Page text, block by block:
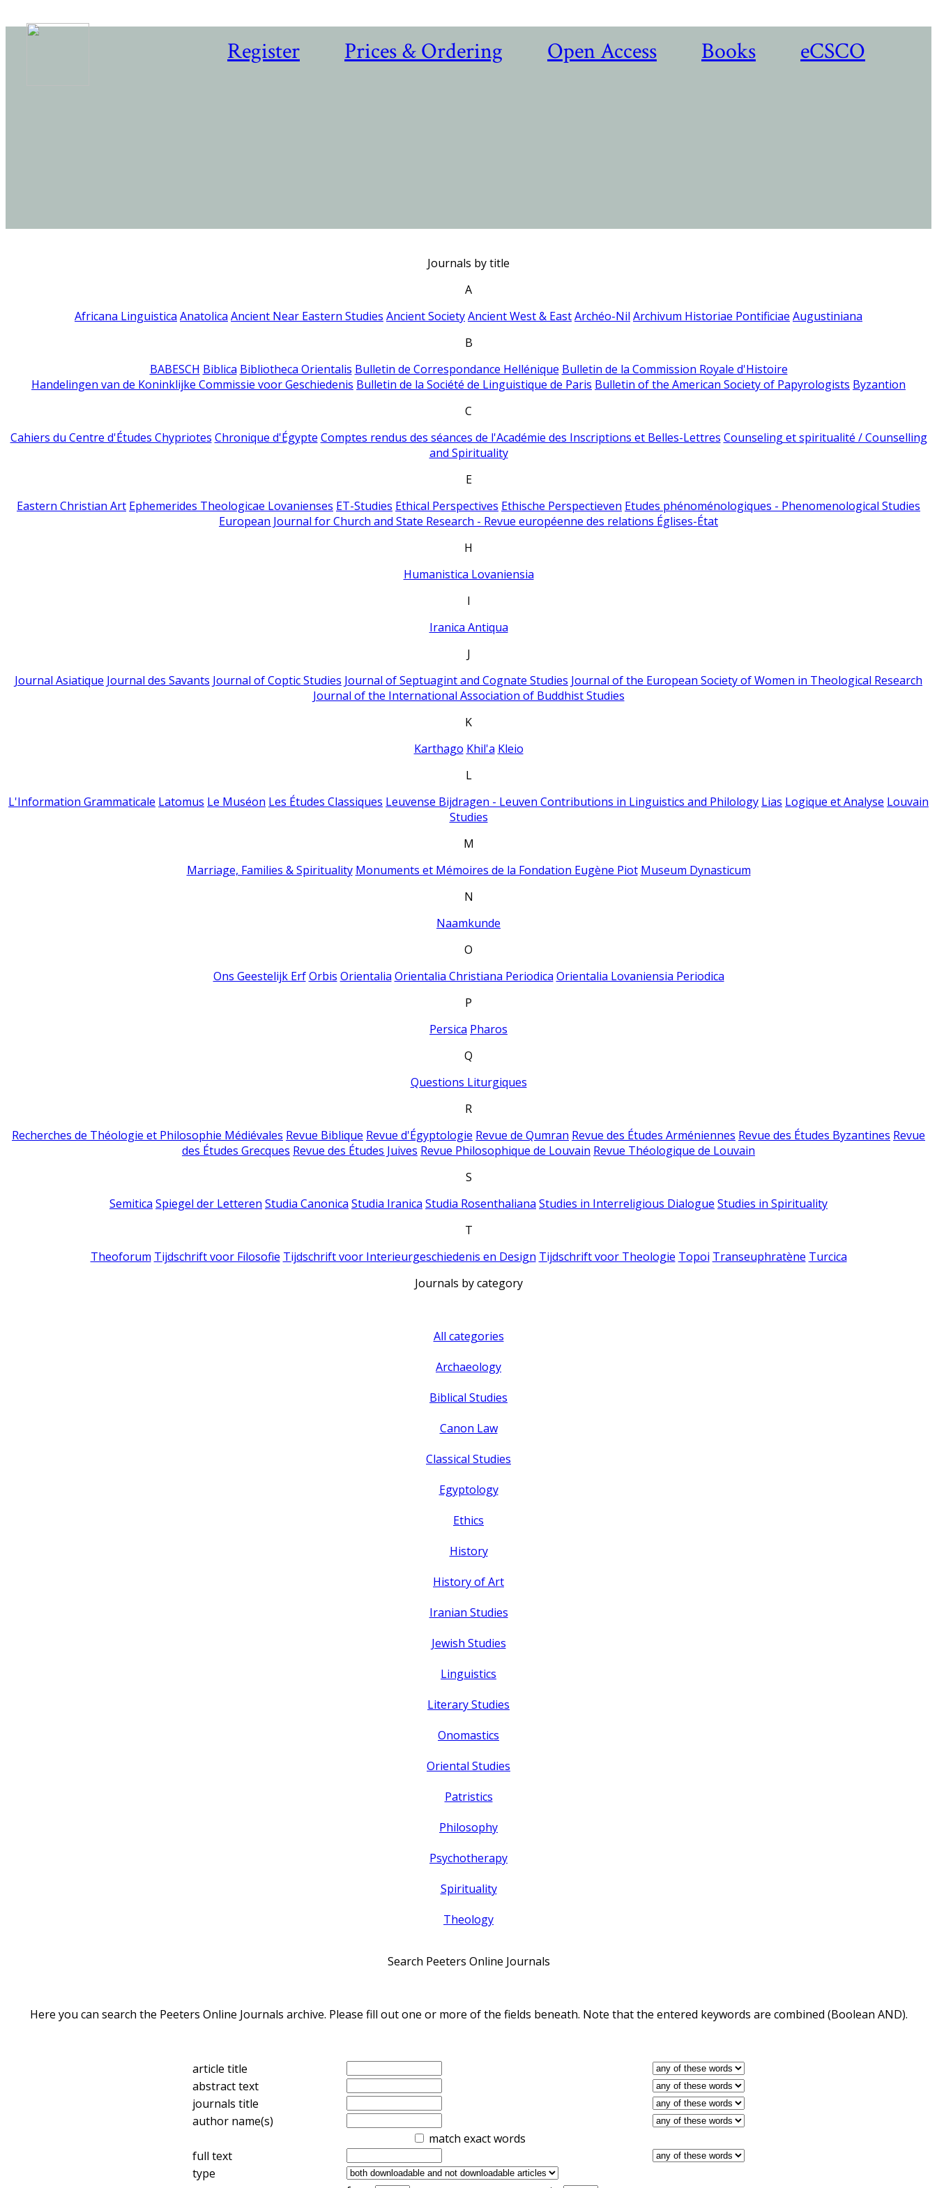
Register Prices & Ordering Open Access Books eCSCO
Journals by title
A
Africana Linguistica Anatolica Ancient Near Eastern Studies Ancient SocietyAncient West & EastArchéo-Nil Archivum Historiae Pontificiae Augustiniana
B
BABESCH Biblica Bibliotheca Orientalis Bulletin de Correspondance Hellénique Bulletin de la Commission Royale d'Histoire
Handelingen van de Koninklijke Commissie voor Geschiedenis Bulletin de la Société de Linguistique de Paris Bulletin of the American Society of Papyrologists Byzantion
C
Cahiers du Centre d'Études Chypriotes Chronique d'Égypte Comptes rendus des séances de l'Académie des Inscriptions et Belles-Lettres Counseling et spiritualité / Counselling
and Spirituality
E
Eastern Christian Art Ephemerides Theologicae Lovanienses ET-Studies Ethical Perspectives Ethische Perspectieven Etudes phénoménologiques - Phenomenological Studies
European Journal for Church and State Research - Revue européenne des relations Églises-État
H
Humanistica Lovaniensia
I
Iranica Antiqua
J
Journal Asiatique Journal des Savants Journal of Coptic Studies Journal of Septuagint and Cognate Studies Journal of the European Society of Women in Theological Research
Journal of the International Association of Buddhist Studies
K
Karthago Khil'a Kleio
L
L'Information Grammaticale Latomus Le Muséon Les Études Classiques Leuvense Bijdragen - Leuven Contributions in Linguistics and Philology Lias Logique et Analyse Louvain
Studies
M
Marriage, Families & Spirituality Monuments et Mémoires de la Fondation Eugène Piot Museum Dynasticum
N
Naamkunde
O
Ons Geestelijk Erf Orbis Orientalia Orientalia Christiana Periodica Orientalia Lovaniensia Periodica
P
Persica Pharos
Q
Questions Liturgiques
R
Recherches de Théologie et Philosophie Médiévales Revue Biblique Revue d'Égyptologie Revue de Qumran Revue des Études Arméniennes Revue des Études Byzantines Revue
des Études Grecques Revue des Études Juives Revue Philosophique de Louvain Revue Théologique de Louvain
S
Semitica Spiegel der Letteren Studia Canonica Studia Iranica Studia Rosenthaliana Studies in Interreligious Dialogue Studies in Spirituality
T
Theoforum Tijdschrift voor Filosofie Tijdschrift voor Interieurgeschiedenis en Design Tijdschrift voor Theologie Topoi Transeuphratène Turcica
Journals by category
All categories
Archaeology
Biblical Studies
Canon Law
Classical Studies
Egyptology
Ethics
History
History of Art
Iranian Studies
Jewish Studies
Linguistics
Literary Studies
Onomastics
Oriental Studies
Patristics
Philosophy
Psychotherapy
Spirituality
Theology
Search Peeters Online Journals
Here you can search the Peeters Online Journals archive. Please fill out one or more of the fields beneath. Note that the entered keywords are combined (Boolean AND).
article title
abstract text
journals title
author name(s)
match exact words
full text
type